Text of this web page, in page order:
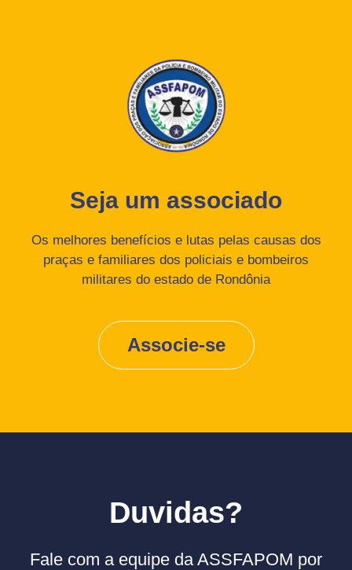
Seja um associado
Os melhores benefícios e lutas pelas causas dos
praças e familiares dos policiais e bombeiros
militares do estado de Rondônia
Associe-se
Duvidas?
Fale com a equipe da ASSFAPOM por